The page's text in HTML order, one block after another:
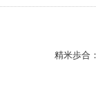
精米歩合